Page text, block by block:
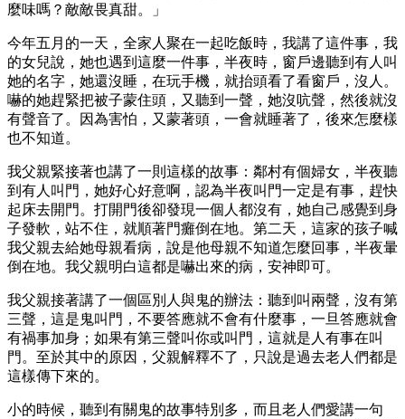
麼味嗎？敵敵畏真甜。」
今年五月的一天，全家人聚在一起吃飯時，我講了這件事，我
的女兒說，她也遇到這麼一件事，半夜時，窗戶邊聽到有人叫
她的名字，她還沒睡，在玩手機，就抬頭看了看窗戶，沒人。
嚇的她趕緊把被子蒙住頭，又聽到一聲，她沒吭聲，然後就沒
有聲音了。因為害怕，又蒙著頭，一會就睡著了，後來怎麼樣
也不知道。
我父親緊接著也講了一則這樣的故事：鄰村有個婦女，半夜聽
到有人叫門，她好心好意啊，認為半夜叫門一定是有事，趕快
起床去開門。打開門後卻發現一個人都沒有，她自己感覺到身
子發軟，站不住，就順著門癱倒在地。第二天，這家的孩子喊
我父親去給她母親看病，說是他母親不知道怎麼回事，半夜暈
倒在地。我父親明白這都是嚇出來的病，安神即可。
我父親接著講了一個區別人與鬼的辦法：聽到叫兩聲，沒有第
三聲，這是鬼叫門，不要答應就不會有什麼事，一旦答應就會
有禍事加身；如果有第三聲叫你或叫門，這就是人有事在叫
門。至於其中的原因，父親解釋不了，只說是過去老人們都是
這樣傳下來的。
小的時候，聽到有關鬼的故事特別多，而且老人們愛講一句